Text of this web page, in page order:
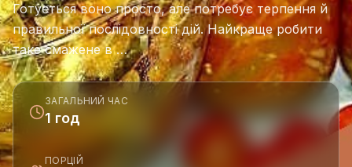
Готується воно просто, але потребує терпення й
правильної послідовності дій. Найкраще робити
таке смажене в …
ЗАГАЛЬНИЙ ЧАС
1 год
ПОРЦІЙ